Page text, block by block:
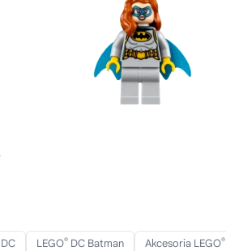
DC LEGO® DC Batman Akcesoria LEGO®